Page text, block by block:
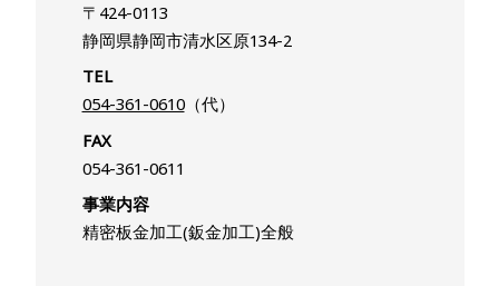
〒424-0113
静岡県静岡市清水区原134-2
TEL
054-361-0610（代）
FAX
054-361-0611
事業内容
精密板金加工(鈑金加工)全般